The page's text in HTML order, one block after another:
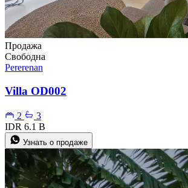
Продажа
Свободна
Pererenan
Villa OD002
2
3
IDR 6.1 B
Узнать о продаже